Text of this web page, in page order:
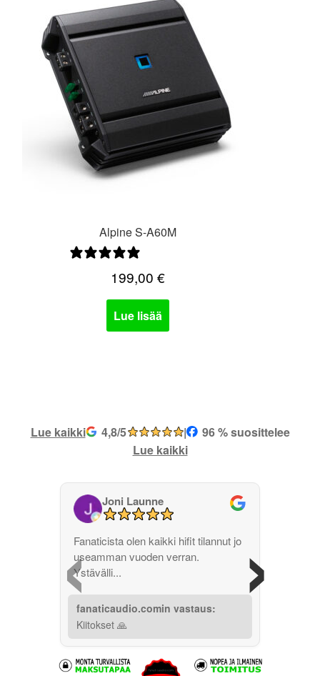
Alpine S-A60M
199,00 €
Lue lisää
Lue kaikki 4,8/5 |
96 % suosittelee
Lue kaikki
‹
Joni Launne
Fanaticista olen kaikki hifit tilannut jo
useamman vuoden verran.
Ystävälli...
fanaticaudio.comin vastaus:
Kiitokset 🙏
›